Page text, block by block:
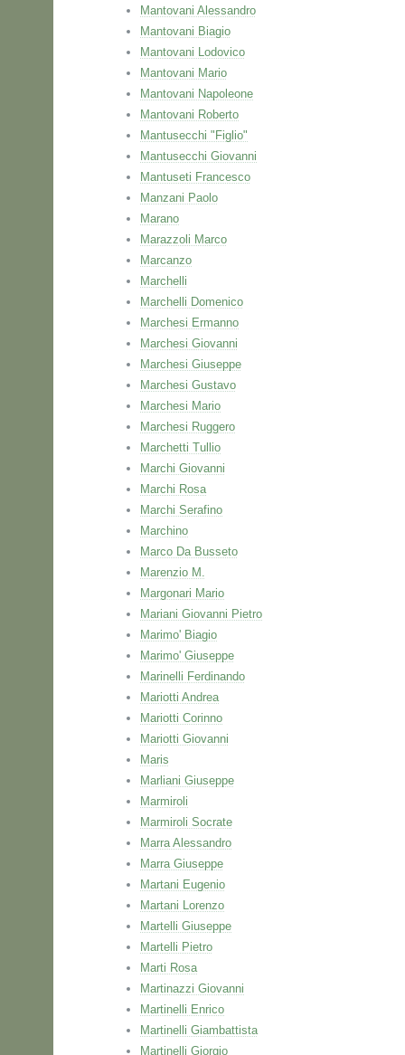
Mantovani Alessandro
Mantovani Biagio
Mantovani Lodovico
Mantovani Mario
Mantovani Napoleone
Mantovani Roberto
Mantusecchi "Figlio"
Mantusecchi Giovanni
Mantuseti Francesco
Manzani Paolo
Marano
Marazzoli Marco
Marcanzo
Marchelli
Marchelli Domenico
Marchesi Ermanno
Marchesi Giovanni
Marchesi Giuseppe
Marchesi Gustavo
Marchesi Mario
Marchesi Ruggero
Marchetti Tullio
Marchi Giovanni
Marchi Rosa
Marchi Serafino
Marchino
Marco Da Busseto
Marenzio M.
Margonari Mario
Mariani Giovanni Pietro
Marimo' Biagio
Marimo' Giuseppe
Marinelli Ferdinando
Mariotti Andrea
Mariotti Corinno
Mariotti Giovanni
Maris
Marliani Giuseppe
Marmiroli
Marmiroli Socrate
Marra Alessandro
Marra Giuseppe
Martani Eugenio
Martani Lorenzo
Martelli Giuseppe
Martelli Pietro
Marti Rosa
Martinazzi Giovanni
Martinelli Enrico
Martinelli Giambattista
Martinelli Giorgio